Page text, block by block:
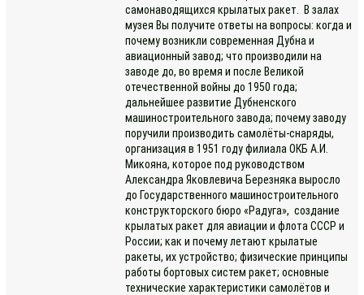
самонаводящихся крылатых ракет. В залах
музея Вы получите ответы на вопросы: когда и
почему возникли современная Дубна и
авиационный завод; что производили на
заводе до, во время и после Великой
отечественной войны до 1950 года;
дальнейшее развитие Дубненского
машиностроительного завода; почему заводу
поручили производить самолёты-снаряды,
организация в 1951 году филиала ОКБ А.И.
Микояна, которое под руководством
Александра Яковлевича Березняка выросло
до Государственного машиностроительного
конструкторского бюро «Радуга», создание
крылатых ракет для авиации и флота СССР и
России; как и почему летают крылатые
ракеты, их устройство; физические принципы
работы бортовых систем ракет; основные
технические характеристики самолётов и